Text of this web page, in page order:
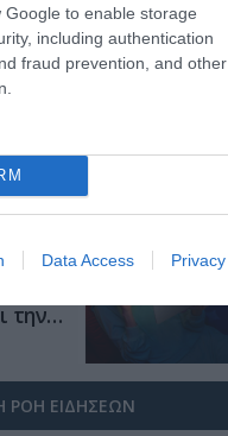
Google to enable storage
including authentication
fraud prevention, and other
Data Access
την
ΡΟΗ ΕΙΔΗΣΕΩΝ